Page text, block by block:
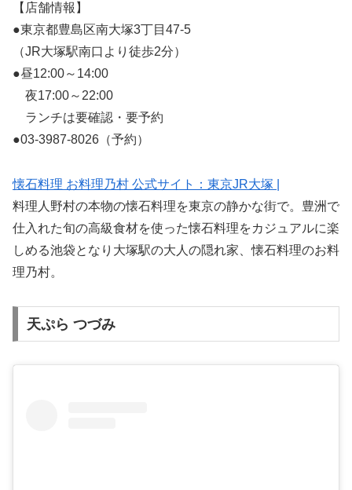
【店舗情報】
●東京都豊島区南大塚3丁目47-5
（JR大塚駅南口より徒歩2分）
●昼12:00～14:00
夜17:00～22:00
ランチは要確認・要予約
●03-3987-8026（予約）
懐石料理 お料理乃村 公式サイト：東京JR大塚 |
料理人野村の本物の懐石料理を東京の静かな街で。豊洲で
仕入れた旬の高級食材を使った懐石料理をカジュアルに楽
しめる池袋となり大塚駅の大人の隠れ家、懐石料理のお料
理乃村。
天ぷら つづみ